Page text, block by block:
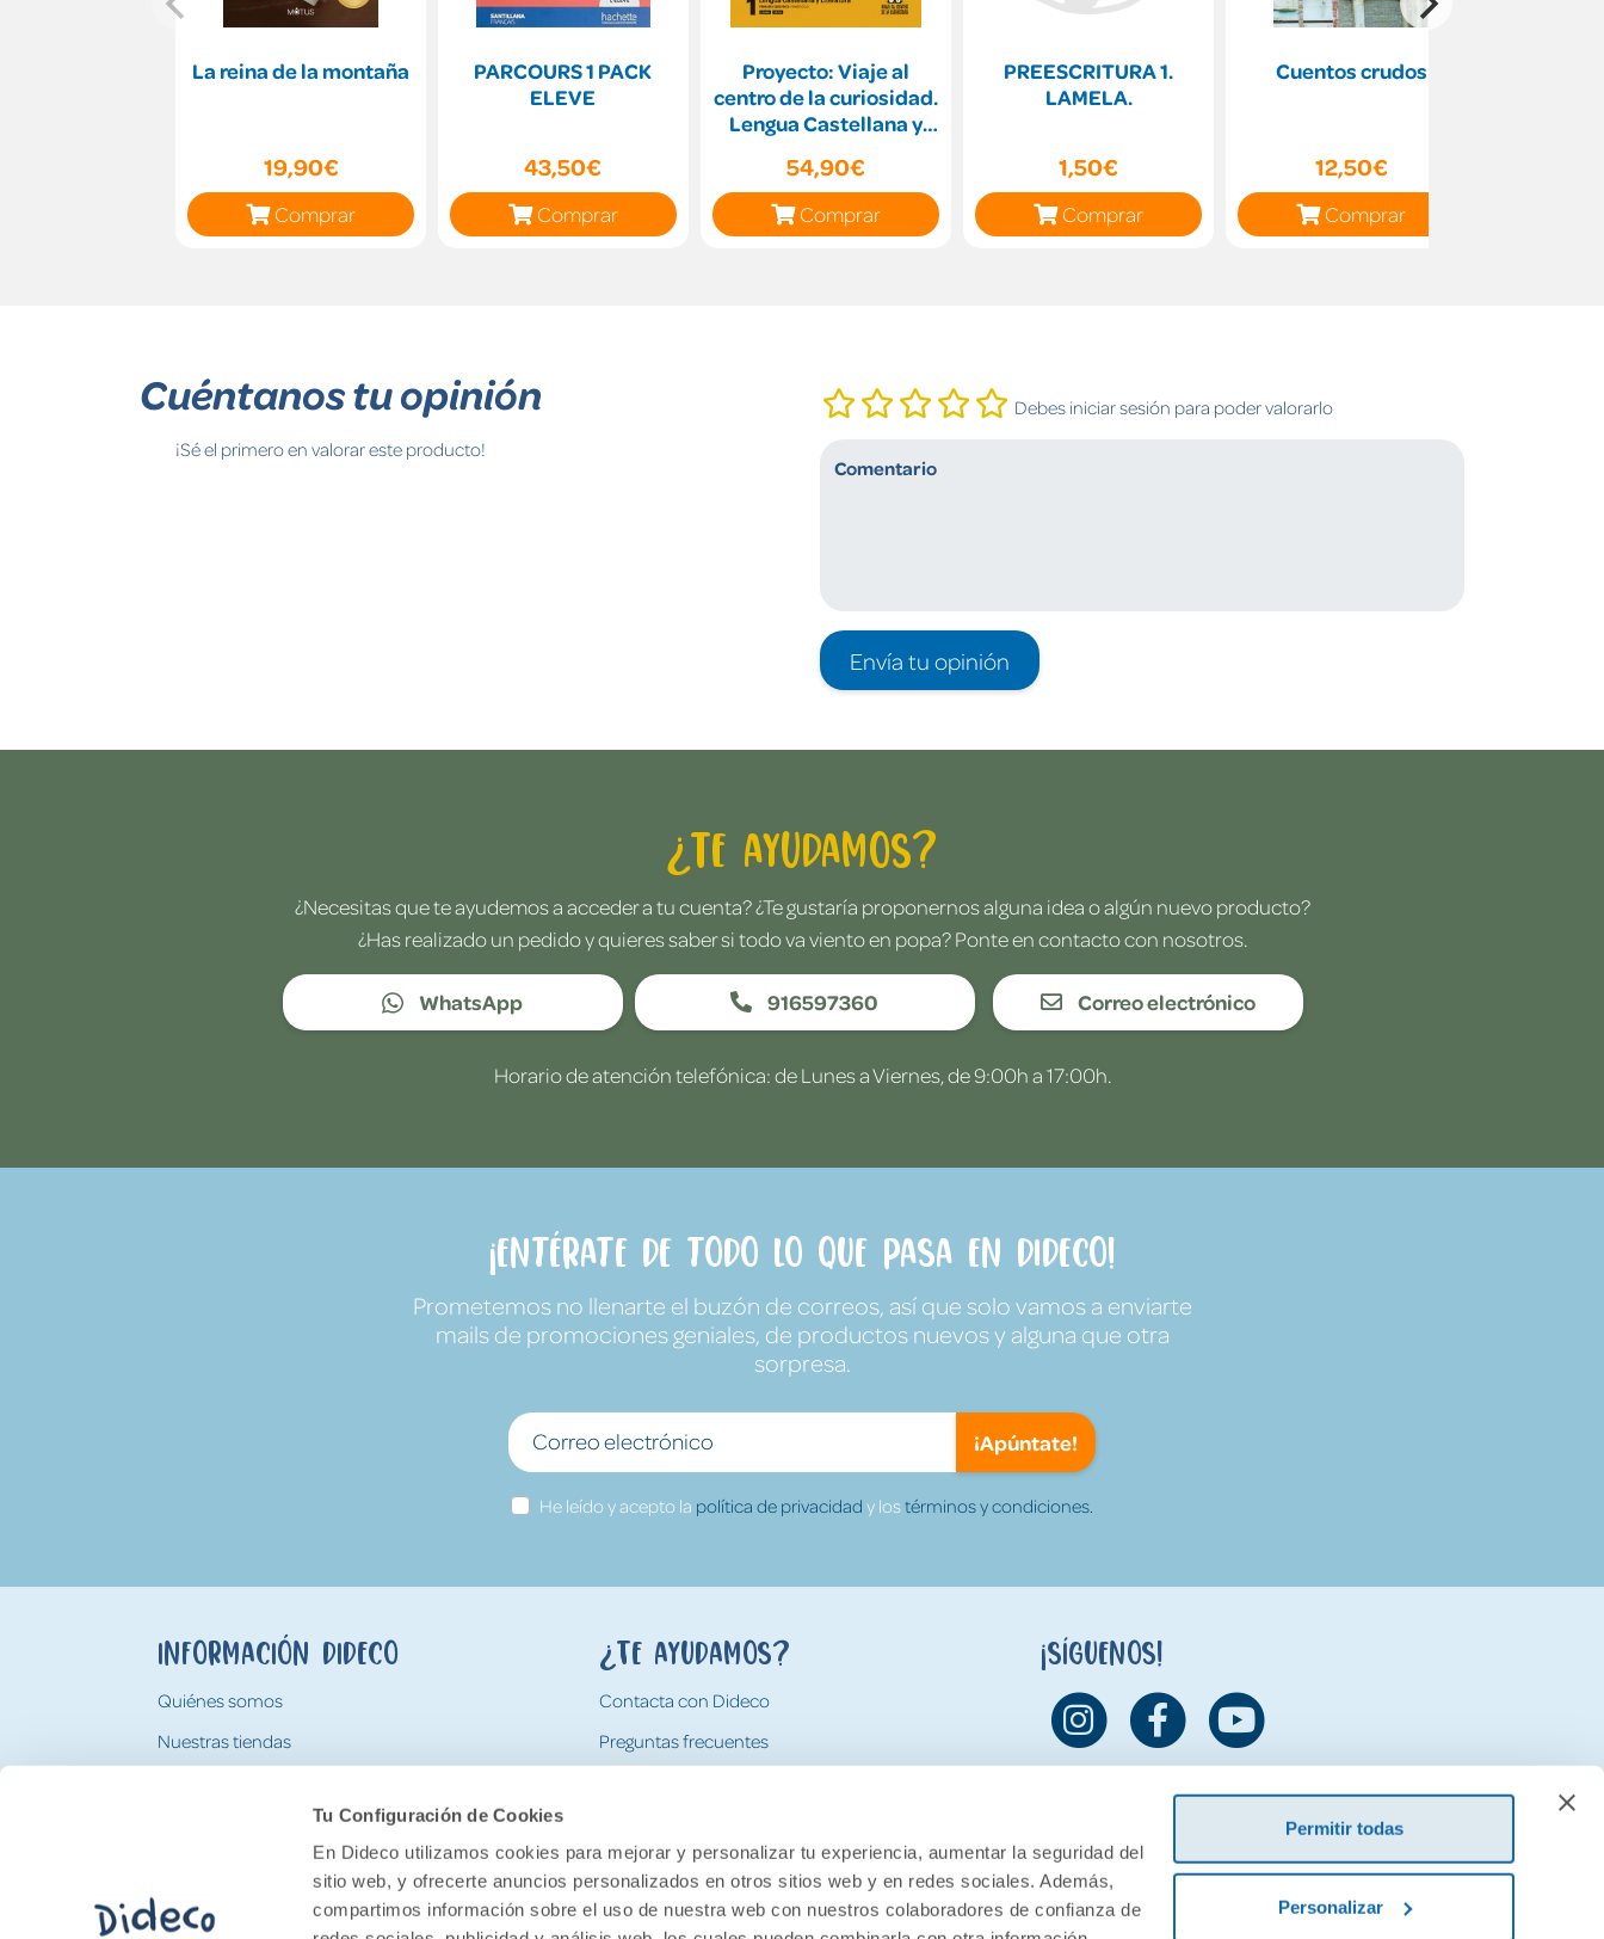
Tu Configuración de Cookies
En Dideco utilizamos cookies para mejorar y personalizar tu experiencia, aumentar la seguridad del
sitio web, y ofrecerte anuncios personalizados en otros sitios web y en redes sociales. Además,
compartimos información sobre el uso de nuestra web con nuestros colaboradores de confianza de
Permitir todas
Personalizar
La reina de la montaña
19,90€
Comprar
PARCOURS 1 PACK
ELEVE
43,50€
Comprar
Proyecto: Viaje al
centro de la curiosidad.
Lengua Castellana y
54,90€
Comprar
PREESCRITURA 1.
LAMELA.
1,50€
Comprar
Cuentos crudos
12,50€
Comprar
Cuéntanos tu opinión
¡Sé el primero en valorar este producto!
Debes iniciar sesión para poder valorarlo
Envía tu opinión
¿Te ayudamos?
¿Necesitas que te ayudemos a acceder a tu cuenta? ¿Te gustaría proponernos alguna idea o algún nuevo producto?
¿Has realizado un pedido y quieres saber si todo va viento en popa? Ponte en contacto con nosotros.
WhatsApp 916597360 Correo electrónico
Horario de atención telefónica: de Lunes a Viernes, de 9:00h a 17:00h.
¡Entérate de todo lo que pasa en Dideco!
Prometemos no llenarte el buzón de correos, así que solo vamos a enviarte
mails de promociones geniales, de productos nuevos y alguna que otra
sorpresa.
¡Apúntate!
He leído y acepto la política de privacidad y lostérminos y condiciones.
Información Dideco
Quiénes somos
Nuestras tiendas
Tarjeta Regalo Dideco
¿Te ayudamos?
Contacta con Dideco
Preguntas frecuentes
Devoluciones
¡Síguenos!